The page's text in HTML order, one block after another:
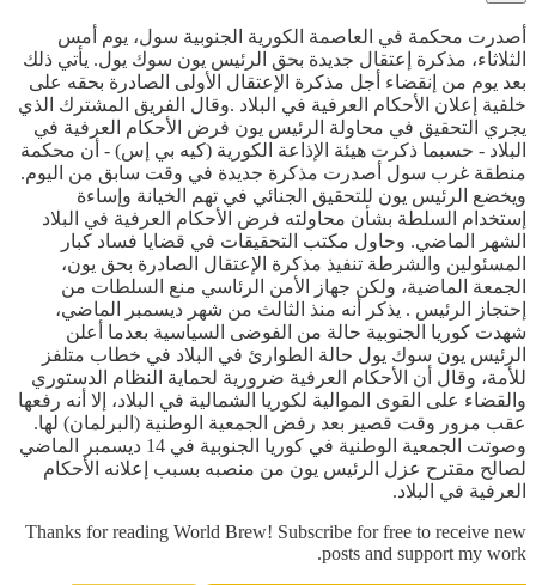
أصدرت محكمة في العاصمة الكورية الجنوبية سول، يوم أمس
الثلاثاء، مذكرة إعتقال جديدة بحق الرئيس يون سوك يول. يأتي ذلك
بعد يوم من إنقضاء أجل مذكرة الإعتقال الأولى الصادرة بحقه على
خلفية إعلان الأحكام العرفية في البلاد .وقال الفريق المشترك الذي
يجري التحقيق في محاولة الرئيس يون فرض الأحكام العرفية في
البلاد - حسبما ذكرت هيئة الإذاعة الكورية (كيه بي إس) - أن محكمة
منطقة غرب سول أصدرت مذكرة جديدة في وقت سابق من اليوم.
ويخضع الرئيس يون للتحقيق الجنائي في تهم الخيانة وإساءة
إستخدام السلطة بشأن محاولته فرض الأحكام العرفية في البلاد
الشهر الماضي. وحاول مكتب التحقيقات في قضايا فساد كبار
المسئولين والشرطة تنفيذ مذكرة الإعتقال الصادرة بحق يون،
الجمعة الماضية، ولكن جهاز الأمن الرئاسي منع السلطات من
إحتجاز الرئيس . يذكر أنه منذ الثالث من شهر ديسمبر الماضي،
شهدت كوريا الجنوبية حالة من الفوضى السياسية بعدما أعلن
الرئيس يون سوك يول حالة الطوارئ في البلاد في خطاب متلفز
للأمة، وقال أن الأحكام العرفية ضرورية لحماية النظام الدستوري
والقضاء على القوى الموالية لكوريا الشمالية في البلاد، إلا أنه رفعها
عقب مرور وقت قصير بعد رفض الجمعية الوطنية (البرلمان) لها.
وصوتت الجمعية الوطنية في كوريا الجنوبية في 14 ديسمبر الماضي
لصالح مقترح عزل الرئيس يون من منصبه بسبب إعلانه الأحكام
العرفية في البلاد.
Thanks for reading World Brew! Subscribe for free to receive new
posts and support my work.